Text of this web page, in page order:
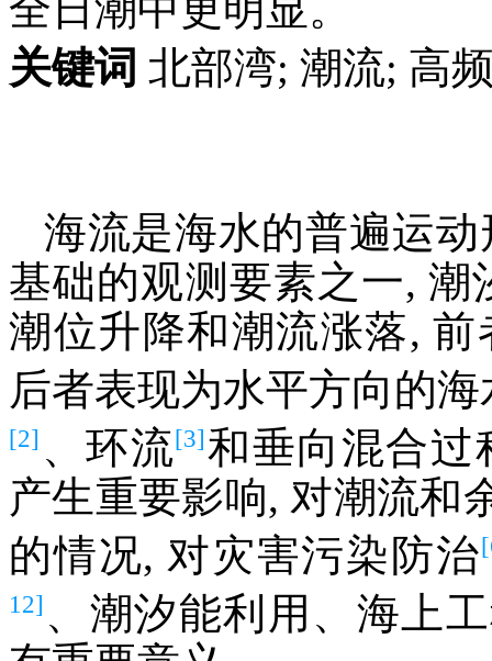
全日潮中更明显。
关键词 北部湾; 潮流; 高
海流是海水的普遍运
基础的观测要素之一,
潮位升降和潮流涨落,
后者表现为水平方向的
[2] 、环流[3]和垂向混合过
产生重要影响, 对潮流和
的情况, 对灾害污染防治
12] 、潮汐能利用、海上